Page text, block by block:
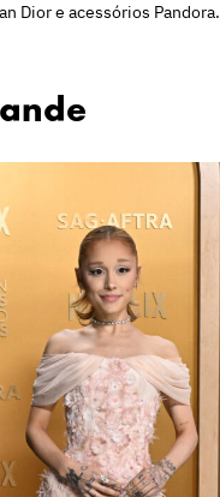
Dior e acessórios Pandora.